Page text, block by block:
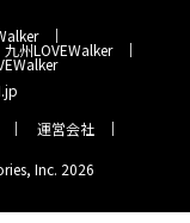
九州LOVEWalker
運営会社
Inc. 2026